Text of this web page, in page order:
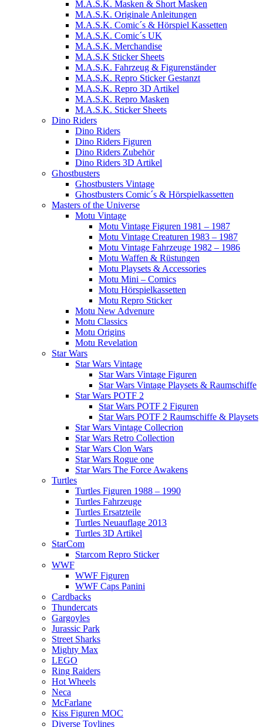
M.A.S.K. Masken & Short Masken
M.A.S.K. Originale Anleitungen
M.A.S.K. Comic´s & Hörspiel Kassetten
M.A.S.K. Comic´s UK
M.A.S.K. Merchandise
M.A.S.K Sticker Sheets
M.A.S.K. Fahrzeug & Figurenständer
M.A.S.K. Repro Sticker Gestanzt
M.A.S.K. Repro 3D Artikel
M.A.S.K. Repro Masken
M.A.S.K. Sticker Sheets
Dino Riders
Dino Riders
Dino Riders Figuren
Dino Riders Zubehör
Dino Riders 3D Artikel
Ghostbusters
Ghostbusters Vintage
Ghostbusters Comic´s & Hörspielkassetten
Masters of the Universe
Motu Vintage
Motu Vintage Figuren 1981 – 1987
Motu Vintage Creaturen 1983 – 1987
Motu Vintage Fahrzeuge 1982 – 1986
Motu Waffen & Rüstungen
Motu Playsets & Accessories
Motu Mini – Comics
Motu Hörspielkassetten
Motu Repro Sticker
Motu New Advenure
Motu Classics
Motu Origins
Motu Revelation
Star Wars
Star Wars Vintage
Star Wars Vintage Figuren
Star Wars Vintage Playsets & Raumschiffe
Star Wars POTF 2
Star Wars POTF 2 Figuren
Star Wars POTF 2 Raumschiffe & Playsets
Star Wars Vintage Collecrion
Star Wars Retro Collection
Star Wars Clon Wars
Star Wars Rogue one
Star Wars The Force Awakens
Turtles
Turtles Figuren 1988 – 1990
Turtles Fahrzeuge
Turtles Ersatzteile
Turtles Neuauflage 2013
Turtles 3D Artikel
StarCom
Starcom Repro Sticker
WWF
WWF Figuren
WWF Caps Panini
Cardbacks
Thundercats
Gargoyles
Jurassic Park
Street Sharks
Mighty Max
LEGO
Ring Raiders
Hot Wheels
Neca
McFarlane
Kiss Figuren MOC
Diverse Toylines